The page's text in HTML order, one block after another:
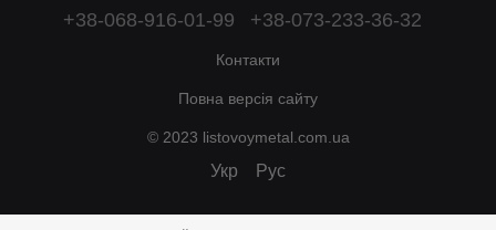
+38-068-916-01-99 +38-073-233-36-32
Контакти
Повна версія сайту
© 2023 listovoymetal.com.ua
Укр Рус